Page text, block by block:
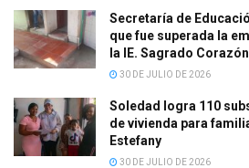
Secretaría de
que fue superada la
la IE. Sagrado
30 DE JULIO DE 2026
Soledad logra 110
de vivienda para
Estefany
30 DE JULIO DE 2026